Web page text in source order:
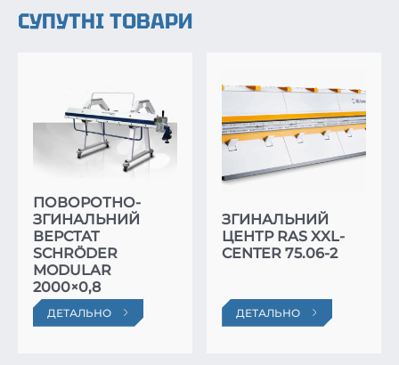
СУПУТНІ ТОВАРИ
ПОВОРОТНО-
ЗГИНАЛЬНИЙ
ВЕРСТАТ
SCHRÖDER
MODULAR
2000×0,8
ДЕТАЛЬНО
ЗГИНАЛЬНИЙ
ЦЕНТР RAS XXL-
CENTER 75.06-2
ДЕТАЛЬНО